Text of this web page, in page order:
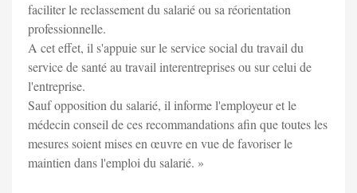
faciliter le reclassement du salarié ou sa réorientation
professionnelle.
A cet effet, il s'appuie sur le service social du travail du
service de santé au travail interentreprises ou sur celui de
l'entreprise.
Sauf opposition du salarié, il informe l'employeur et le
médecin conseil de ces recommandations afin que toutes les
mesures soient mises en œuvre en vue de favoriser le
maintien dans l'emploi du salarié. »